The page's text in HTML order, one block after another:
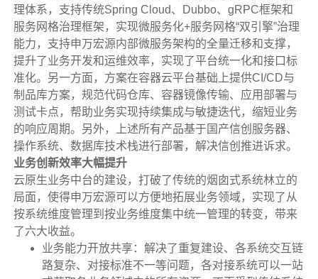
理体系，支持传统Spring Cloud、Dubbo、gRPC框架和
服务网格治理框架，实现微服务化+服务网格“双引擎”治理
能力，支持申万宏源内部微服务架构的全量迁移和支撑，
提升了业务开发和运维效率，实现了平台统一化和接口标
准化。另一方面，方案在容器云平台基础上提供CI/CD与
制品库方案，规范代码仓库、容器镜像传输、应用部署与
测试卡点，帮助业务实现持续集成与敏捷迭代，缩短业务
的响应周期。另外，上述所有产品基于国产信创服务器、
操作系统、数据库技术栈进行部署，解决信创推进诉求。
业务创新效率大幅提升
云原生业务中台的建设，打破了传统的烟囱式系统林立的
局面，使得申万宏源可以方便地拓展业务领域，实现了从
按系统维度管理到按业务维度集中统一管理的转变，带来
了六大收益。
业务能力开放共享：解决了重复建设、各系统交互链
路复杂、对接标准不一等问题，各对接系统可以一站